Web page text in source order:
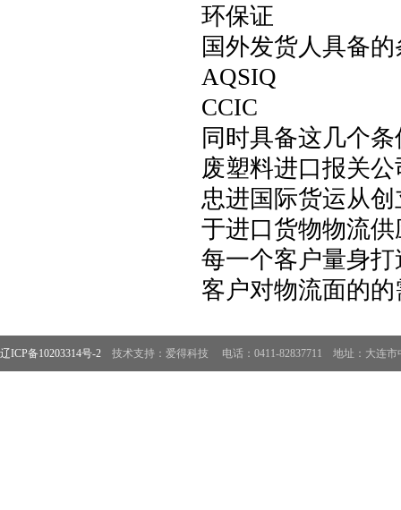
环保证
国外发货人具备
AQSIQ
CCIC
同时具备这几个
废塑料进口报关公
忠进国际货运从
于进口货物物流
每一个客户量身
客户对物流面的
辽ICP备10203314号-2 技术支持：爱得科技 电话：0411-82837711 地址：大连市